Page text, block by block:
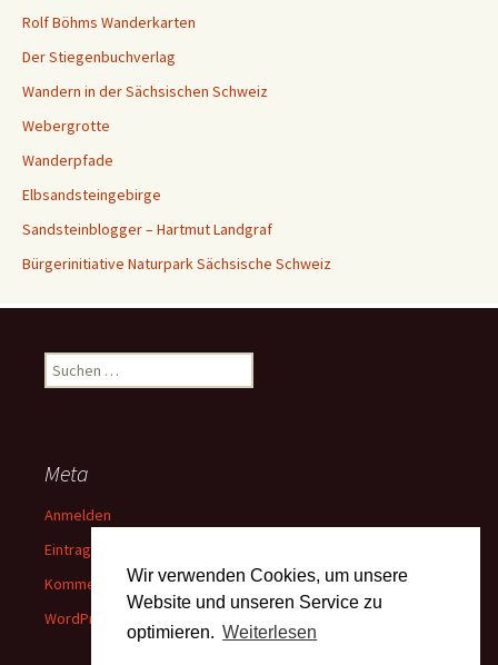
Wir verwenden Cookies, um unsere
Website und unseren Service zu
optimieren. Weiterlesen
Rolf Böhms Wanderkarten
Der Stiegenbuchverlag
Wandern in der Sächsischen Schweiz
Webergrotte
Wanderpfade
Elbsandsteingebirge
Sandsteinblogger – Hartmut Landgraf
Bürgerinitiative Naturpark Sächsische Schweiz
Suchen
nach:
Meta
Anmelden
Eintrags-Feed
Kommentar-Feed
WordPress.org